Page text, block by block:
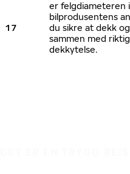
17
er felgdiameteren
bilprodusentens
du sikre at dekk
sammen med
dekkytelse.